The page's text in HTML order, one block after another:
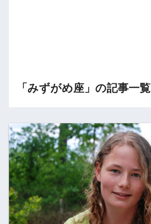
「みずがめ座」の記事一覧